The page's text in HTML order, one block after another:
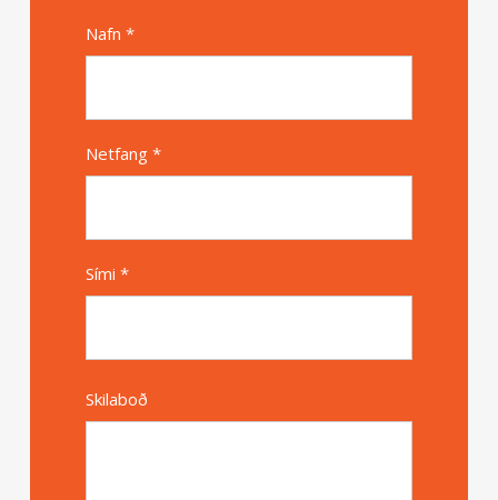
Nafn *
Netfang *
Sími *
Skilaboð